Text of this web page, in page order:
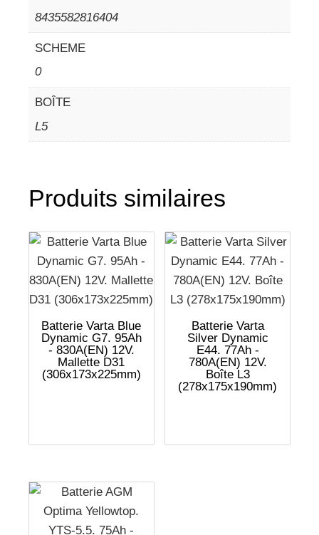
8435582816404
SCHEME
0
BOÎTE
L5
Produits similaires
Batterie Varta Blue
Dynamic G7. 95Ah
- 830A(EN) 12V.
Mallette D31
(306x173x225mm)
Batterie Varta
Silver Dynamic
E44. 77Ah -
780A(EN) 12V.
Boîte L3
(278x175x190mm)